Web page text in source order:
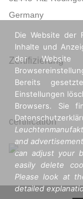
Germany
Zertifizierung
certification
Die Website der
Inhalte und
der Website
Bereits
Einstellungen
Browsers. Sie
and
can adjust your
easily delete
Please look at
detailed